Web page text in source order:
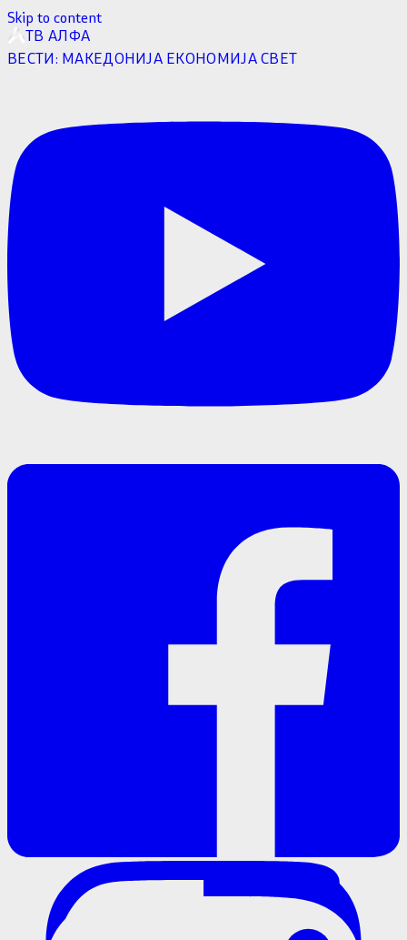
Skip to content
ТВ АЛФА
ВЕСТИ: МАКЕДОНИЈА ЕКОНОМИЈАСВЕТ